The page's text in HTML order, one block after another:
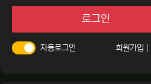
로그인
자동로그인 회원가입